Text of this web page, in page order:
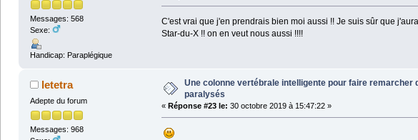
Messages: 568
Sexe:
Handicap: Paraplégique
C'est vrai que j'en prendrais bien moi aussi !! Je suis sûr que
Star-du-X !! on en veut nous aussi !!!!
letetra
Adepte du forum
Messages: 968
Une colonne vertébrale intelligente pour faire remarcher
paralysés
« Réponse #23 le: 30 octobre 2019 à 15:47:22 »